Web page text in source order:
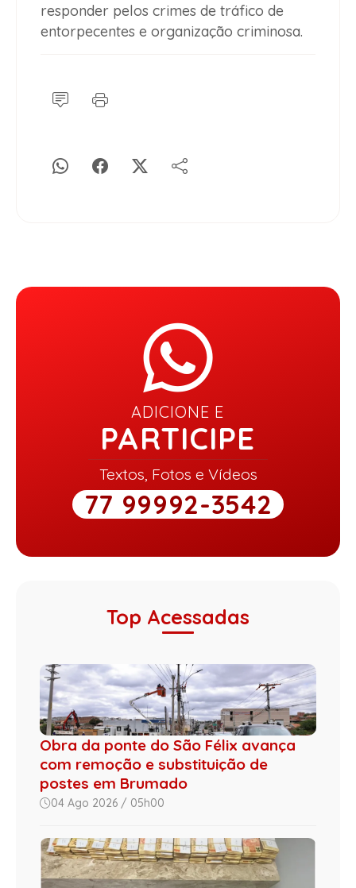
responder pelos crimes de tráfico de
entorpecentes e organização criminosa.
ADICIONE E
PARTICIPE
Textos, Fotos e Vídeos
77 99992-3542
Top Acessadas
Obra da ponte do São Félix avança
com remoção e substituição de
postes em Brumado
04 Ago 2026 / 05h00